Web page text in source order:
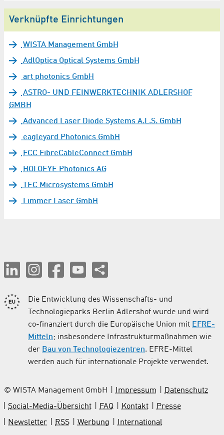
Verknüpfte Einrichtungen
WISTA Management GmbH
AdlOptica Optical Systems GmbH
art photonics GmbH
ASTRO- UND FEINWERKTECHNIK ADLERSHOF
GMBH
Advanced Laser Diode Systems A.L.S. GmbH
eagleyard Photonics GmbH
FCC FibreCableConnect GmbH
HOLOEYE Photonics AG
TEC Microsystems GmbH
Limmer Laser GmbH
Die Entwicklung des Wissenschafts- und
Technologieparks Berlin Adlershof wurde und wird
co-finanziert durch die Europäische Union mit EFRE-
Mitteln; insbesondere Infrastrukturmaßnahmen wie
der Bau von Technologiezentren. EFRE-Mittel
werden auch für internationale Projekte verwendet.
© WISTA Management GmbH Impressum
Datenschutz
Social-Media-Übersicht
FAQ Kontakt
Presse
Newsletter
RSS Werbung International